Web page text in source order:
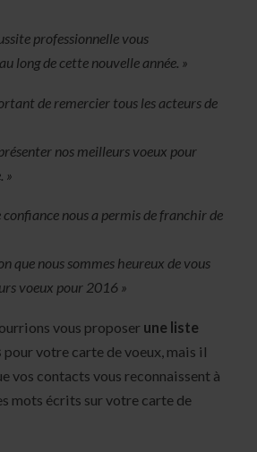
professionnelle vous
long de cette nouvelle année. »
de remercier tous les acteurs de
nos meilleurs voeux pour
»
nous a permis de franchir de
que nous sommes heureux de vous
voeux pour 2016 »
vous proposer une liste
pour votre carte de voeux, mais il
vos contacts vous reconnaissent à
mots écrits sur votre carte de